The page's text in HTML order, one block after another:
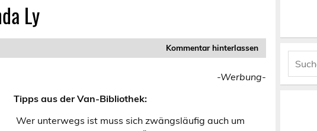
Ly
Kommentar hinterlassen
-Werbung-
Tipps aus der Van-Bibliothek:
Wer unterwegs ist muss sich zwängsläufig auch um